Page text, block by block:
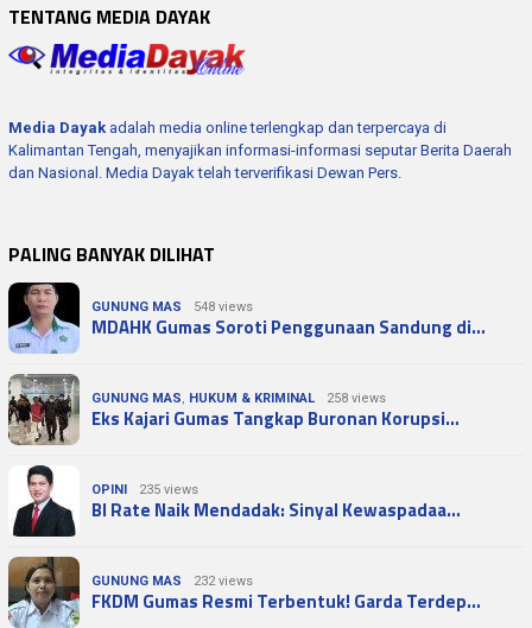
TENTANG MEDIA DAYAK
Media Dayak adalah media online terlengkap dan terpercaya di
Kalimantan Tengah, menyajikan informasi-informasi seputar Berita Daerah
dan Nasional. Media Dayak telah terverifikasi Dewan Pers.
PALING BANYAK DILIHAT
GUNUNG MAS 548 views
MDAHK Gumas Soroti Penggunaan Sandung di…
GUNUNG MAS, HUKUM & KRIMINAL 258 views
Eks Kajari Gumas Tangkap Buronan Korupsi…
OPINI 235 views
BI Rate Naik Mendadak: Sinyal Kewaspadaa…
GUNUNG MAS 232 views
FKDM Gumas Resmi Terbentuk! Garda Terdep…